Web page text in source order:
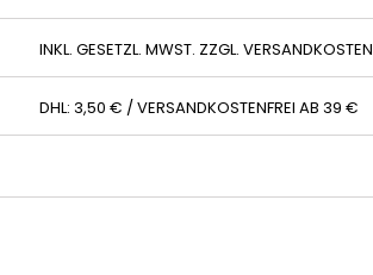
INKL. GESETZL. MWST. ZZGL. VERSANDKOSTEN
DHL: 3,50 € / VERSANDKOSTENFREI AB 39 €